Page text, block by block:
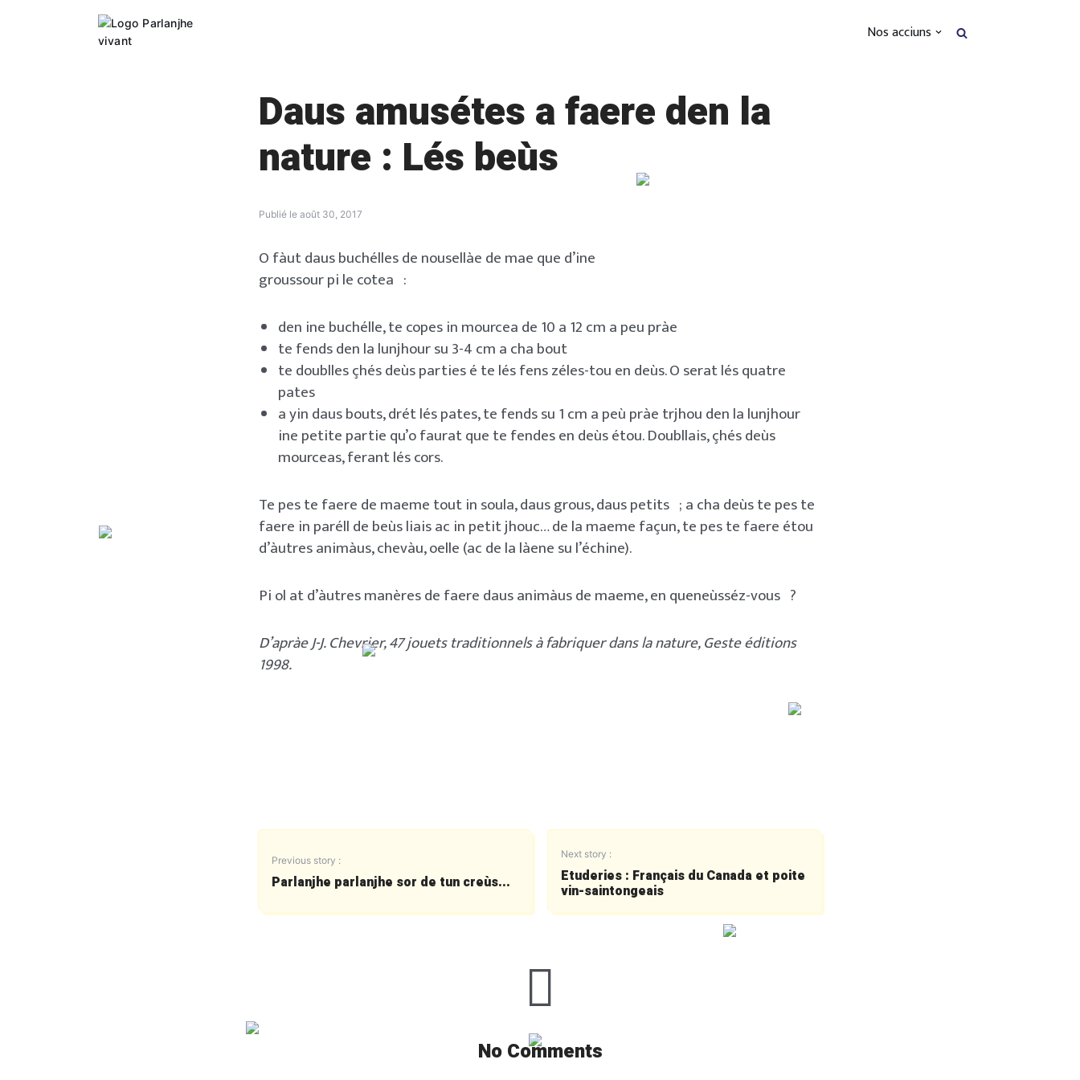
Nos acciuns
Daus amusétes a faere den la
nature : Lés beùs
Publié le août 30, 2017
O fàut daus buchélles de nousellàe de mae que d’ine
groussour pi le cotea :
den ine buchélle, te copes in mourcea de 10 a 12 cm a peu pràe
te fends den la lunjhour su 3-4 cm a cha bout
te doublles çhés deùs parties é te lés fens zéles-tou en deùs. O serat lés quatre
pates
a yin daus bouts, drét lés pates, te fends su 1 cm a peù pràe trjhou den la lunjhour
ine petite partie qu’o faurat que te fendes en deùs étou. Doubllais, çhés deùs
mourceas, ferant lés cors.
Te pes te faere de maeme tout in soula, daus grous, daus petits ; a cha deùs te pes te
faere in paréll de beùs liais ac in petit jhouc… de la maeme façun, te pes te faere étou
d’àutres animàus, chevàu, oelle (ac de la làene su l’échine).
Pi ol at d’àutres manères de faere daus animàus de maeme, en queneùsséz-vous ?
D’apràe J-J. Chevrier, 47 jouets traditionnels à fabriquer dans la nature, Geste éditions
1998.
Previous story :
Parlanjhe parlanjhe sor de tun creùs...
Next story :
Etuderies : Français du Canada et poite
vin-saintongeais
No Comments